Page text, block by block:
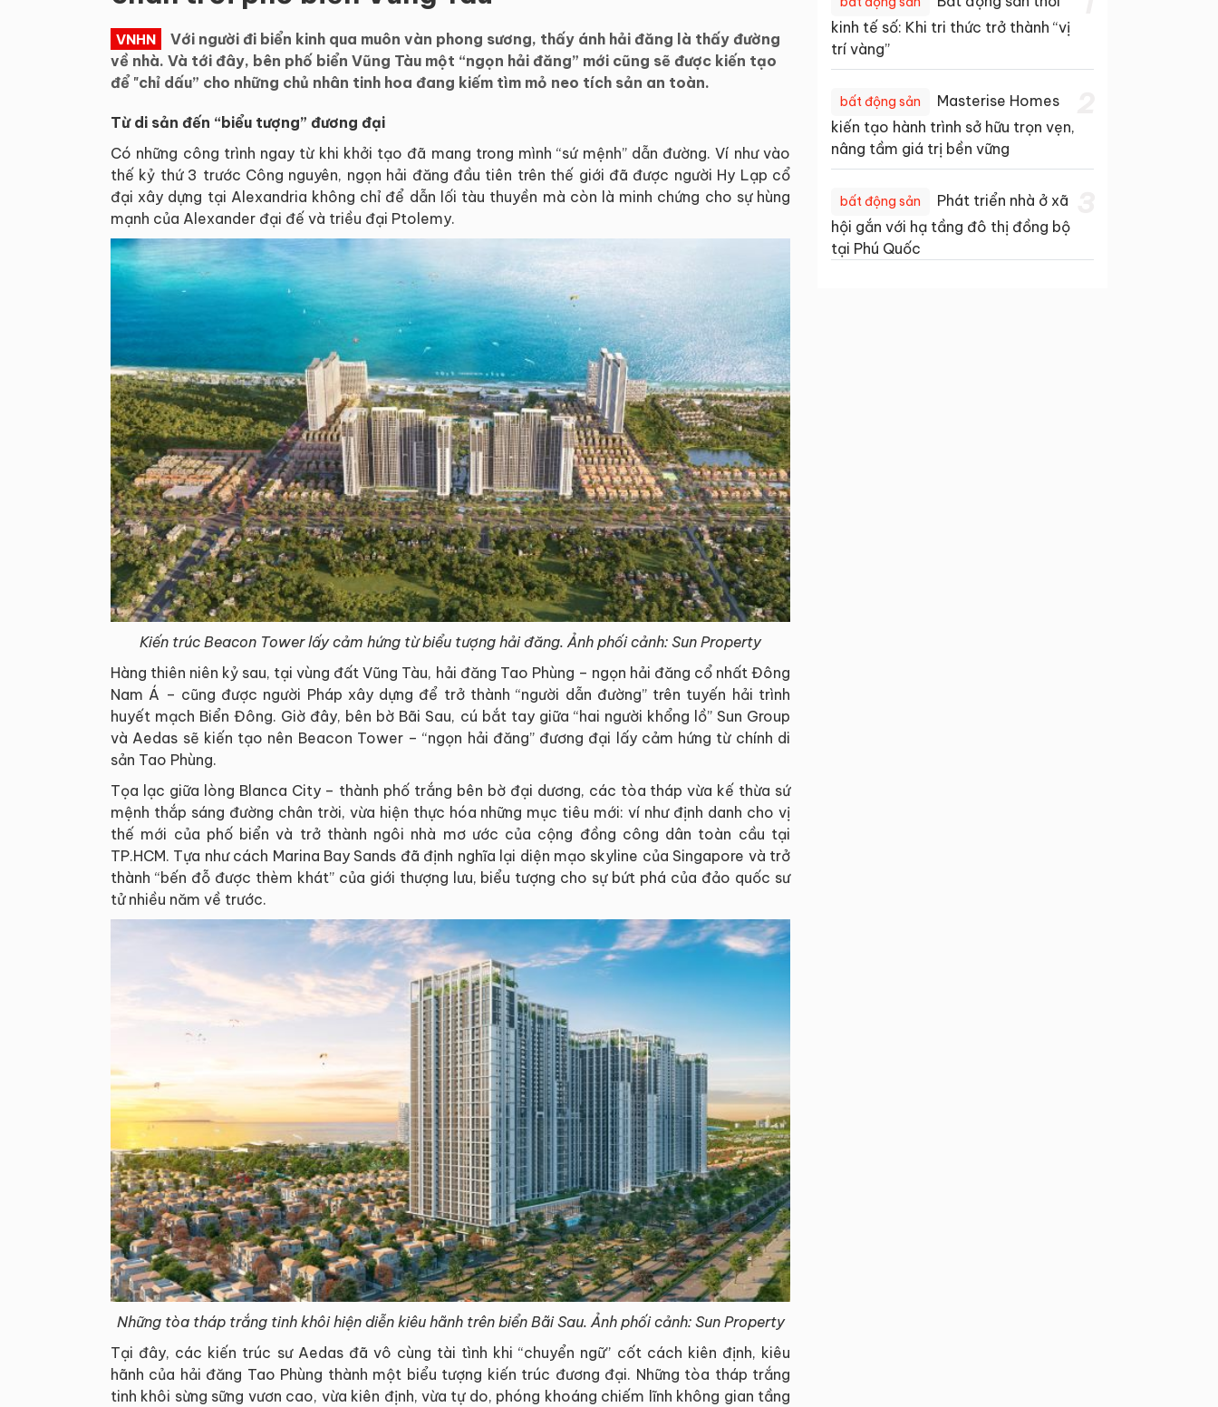
VNHN
Với người đi biển kinh qua muôn vàn phong sương, thấy ánh hải đăng là thấy đường
về nhà. Và tới đây, bên phố biển Vũng Tàu một “ngọn hải đăng” mới cũng sẽ được kiến tạo
để "chỉ dấu” cho những chủ nhân tinh hoa đang kiếm tìm mỏ neo tích sản an toàn.
Từ di sản đến “biểu tượng” đương đại
Có những công trình ngay từ khi khởi tạo đã mang trong mình “sứ mệnh” dẫn đường. Ví như vào
thế kỷ thứ 3 trước Công nguyên, ngọn hải đăng đầu tiên trên thế giới đã được người Hy Lạp cổ
đại xây dựng tại Alexandria không chỉ để dẫn lối tàu thuyền mà còn là minh chứng cho sự hùng
mạnh của Alexander đại đế và triều đại Ptolemy.
Kiến trúc Beacon Tower lấy cảm hứng từ biểu tượng hải đăng. Ảnh phối cảnh: Sun Property
Hàng thiên niên kỷ sau, tại vùng đất Vũng Tàu, hải đăng Tao Phùng – ngọn hải đăng cổ nhất Đông
Nam Á – cũng được người Pháp xây dựng để trở thành “người dẫn đường” trên tuyến hải trình
huyết mạch Biển Đông. Giờ đây, bên bờ Bãi Sau, cú bắt tay giữa “hai người khổng lồ” Sun Group
và Aedas sẽ kiến tạo nên Beacon Tower – “ngọn hải đăng” đương đại lấy cảm hứng từ chính di
sản Tao Phùng.
Tọa lạc giữa lòng Blanca City – thành phố trắng bên bờ đại dương, các tòa tháp vừa kế thừa sứ
mệnh thắp sáng đường chân trời, vừa hiện thực hóa những mục tiêu mới: ví như định danh cho vị
thế mới của phố biển và trở thành ngôi nhà mơ ước của cộng đồng công dân toàn cầu tại
TP.HCM. Tựa như cách Marina Bay Sands đã định nghĩa lại diện mạo skyline của Singapore và trở
thành “bến đỗ được thèm khát” của giới thượng lưu, biểu tượng cho sự bứt phá của đảo quốc sư
tử nhiều năm về trước.
Những tòa tháp trắng tinh khôi hiện diễn kiêu hãnh trên biển Bãi Sau. Ảnh phối cảnh: Sun Property
Tại đây, các kiến trúc sư Aedas đã vô cùng tài tình khi “chuyển ngữ” cốt cách kiên định, kiêu
hãnh của hải đăng Tao Phùng thành một biểu tượng kiến trúc đương đại. Những tòa tháp trắng
tinh khôi sừng sững vươn cao, vừa kiên định, vừa tự do, phóng khoáng chiếm lĩnh không gian tầng
kinh tế số: Khi tri thức trở thành “vị
trí vàng”
bất động sản
Masterise Homes
kiến tạo hành trình sở hữu trọn vẹn,
nâng tầm giá trị bền vững
bất động sản
Phát triển nhà ở xã
hội gắn với hạ tầng đô thị đồng bộ
tại Phú Quốc